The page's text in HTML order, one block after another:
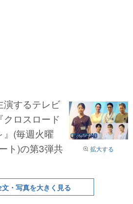
拡大する
演するテレビ
ロスロード
』(毎週火曜
ト)の第3弾共
・写真を大きく見る